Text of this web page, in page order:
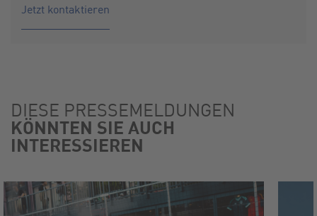
Jetzt kontaktieren
DIESE PRESSEMELDUNGEN
KÖNNTEN SIE AUCH
INTERESSIEREN